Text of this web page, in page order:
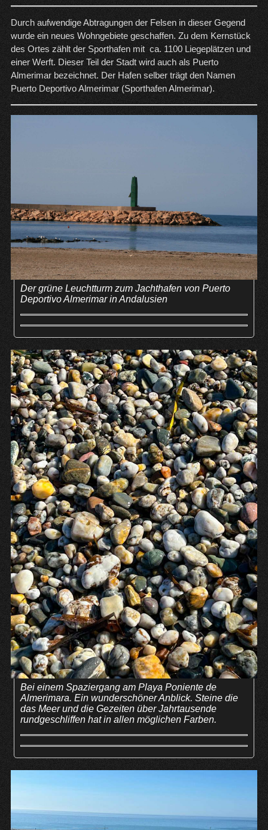
Durch aufwendige Abtragungen der Felsen in dieser Gegend
wurde ein neues Wohngebiete geschaffen. Zu dem Kernstück
des Ortes zählt der Sporthafen mit ca. 1100 Liegeplätzen und
einer Werft. Dieser Teil der Stadt wird auch als Puerto
Almerimar bezeichnet. Der Hafen selber trägt den Namen
Puerto Deportivo Almerimar (Sporthafen Almerimar).
Der grüne Leuchtturm zum Jachthafen von Puerto
Deportivo Almerimar in Andalusien
Bei einem Spaziergang am Playa Poniente de
Almerimara. Ein wunderschöner Anblick. Steine die
das Meer und die Gezeiten über Jahrtausende
rundgeschliffen hat in allen möglichen Farben.